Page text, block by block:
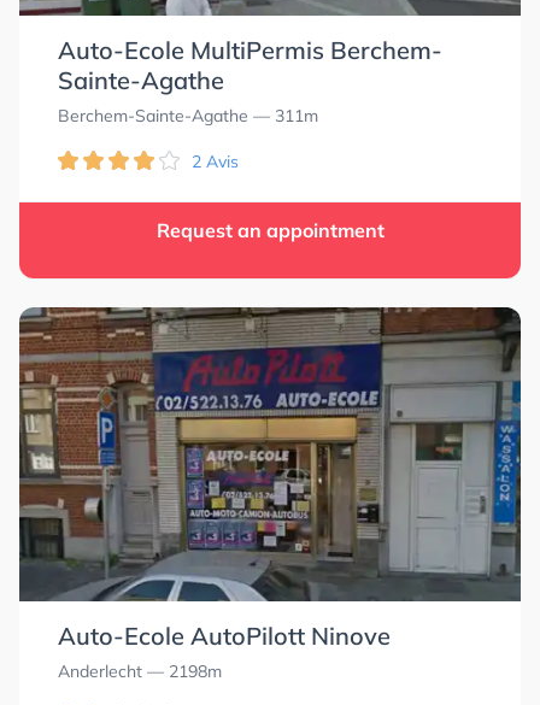
Auto-Ecole MultiPermis Berchem-
Sainte-Agathe
Berchem-Sainte-Agathe — 311m
2 Avis
Request an appointment
Auto-Ecole AutoPilott Ninove
Anderlecht — 2198m